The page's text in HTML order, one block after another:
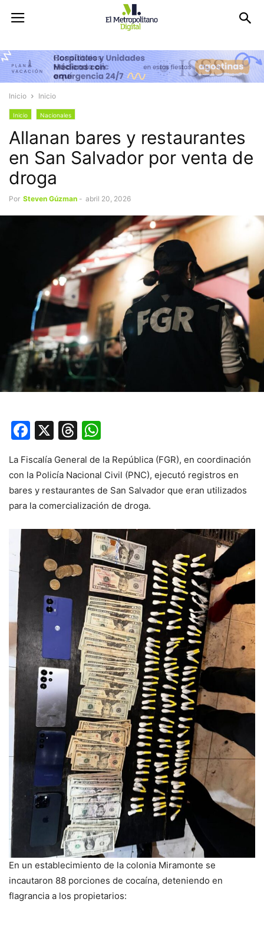
Inicio Inicio
Inicio Nacionales
Allanan bares y restaurantes
en San Salvador por venta de
droga
Por Steven Gúzman - abril 20, 2026
Facebook
X Threads
La Fiscalía General de la República (FGR), en coordinación
con la Policía Nacional Civil (PNC), ejecutó registros en
bares y restaurantes de San Salvador que eran utilizados
para la comercialización de droga.
​En un establecimiento de la colonia Miramonte se
incautaron 88 porciones de cocaína, deteniendo en
flagrancia a los propietarios: